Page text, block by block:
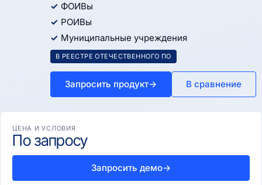
ФОИВы
РОИВы
Муниципальные учреждения
В РЕЕСТРЕ ОТЕЧЕСТВЕННОГО ПО
Запросить продукт→ В сравнение
ЦЕНА И УСЛОВИЯ
По запросу
Запросить демо→